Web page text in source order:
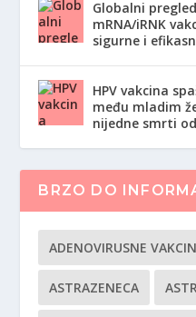
Globalni
mRNA/iRNK
sigurne i
HPV vakcina
među mladim
nijedne smrti
BRZO DO
ADENOVIRUSNE
ASTRAZENECA